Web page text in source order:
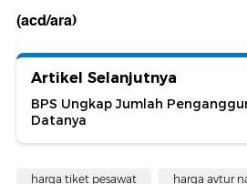
(acd/ara)
Artikel Selanjutnya
BPS Ungkap Jumlah
Datanya
harga tiket pesawat harga avtur